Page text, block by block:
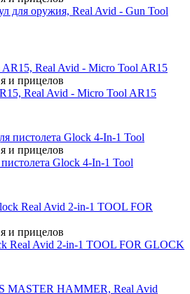
для оружия, Real Avid - Gun Tool
и прицелов
Real Avid - Micro Tool AR15
и прицелов
Glock 4-In-1 Tool
и прицелов
Real Avid 2-in-1 TOOL FOR GLOCK